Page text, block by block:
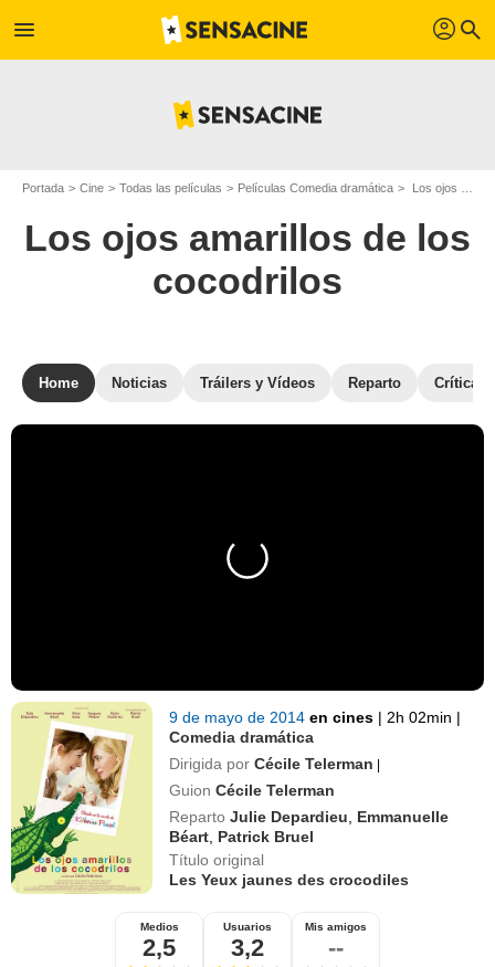
menu profil search
Portada Cine Todas las películas Películas Comedia dramática Los ojos amarillos de los cocodrilos
Los ojos amarillos de los
cocodrilos
Home Noticias Tráilers y Vídeos Reparto Críticas
9 de mayo de 2014en cines | 2h 02min |
Comedia dramática
Dirigida por Cécile Telerman |
Guion Cécile Telerman
Reparto Julie Depardieu
Emmanuelle
Béart Patrick Bruel
Título original
Les Yeux jaunes des crocodiles
Medios
2,5
Usuarios
3,2
Mis amigos
--